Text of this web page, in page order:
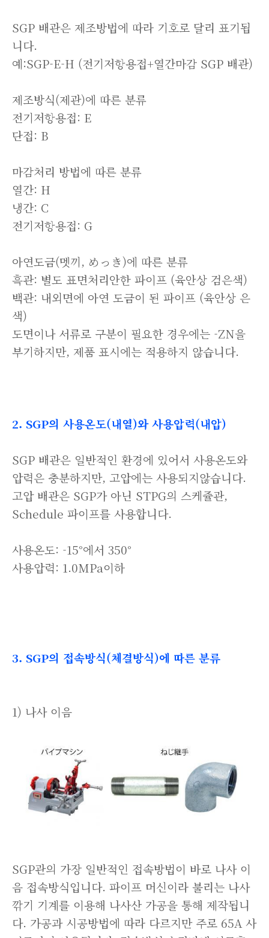
SGP 배관은 제조방법에 따라 기호로 달리 표기됩
니다.
예:SGP-E-H (전기저항용접+열간마감 SGP 배관)
제조방식(제관)에 따른 분류
전기저항용접: E
단접: B
마감처리 방법에 따른 분류
열간: H
냉간: C
전기저항용접: G
아연도금(멧끼, めっき)에 따른 분류
흑관: 별도 표면처리안한 파이프 (육안상 검은색)
백관: 내외면에 아연 도금이 된 파이프 (육안상 은
색)
도면이나 서류로 구분이 필요한 경우에는 -ZN을
부기하지만, 제품 표시에는 적용하지 않습니다.
2. SGP의 사용온도(내열)와 사용압력(내압)
SGP 배관은 일반적인 환경에 있어서 사용온도와
압력은 충분하지만, 고압에는 사용되지않습니다.
고압 배관은 SGP가 아닌 STPG의 스케쥴관,
Schedule 파이프를 사용합니다.
사용온도: -15°에서 350°
사용압력: 1.0MPa이하
3. SGP의 접속방식(체결방식)에 따른 분류
1) 나사 이음
SGP관의 가장 일반적인 접속방법이 바로 나사 이
음 접속방식입니다. 파이프 머신이라 불리는 나사
깎기 기계를 이용해 나사산 가공을 통해 제작됩니
다. 가공과 시공방법에 따라 다르지만 주로 65A 사